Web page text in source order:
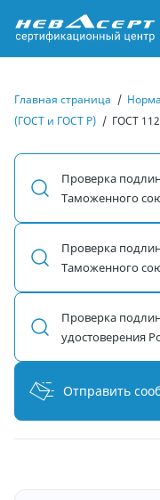
Главная страница /
(ГОСТ и ГОСТ Р) / ГОСТ
Проверка
Таможенного
Проверка
Таможенного
Проверка
удостоверения
Отправить